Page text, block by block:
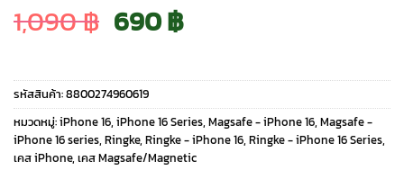
1,090฿ Original
price
was:
1,090 ฿.
690฿Current
price
is:
690 ฿.
รหัสสินค้า:8800274960619
หมวดหมู่:iPhone 16, iPhone 16 Series, Magsafe - iPhone 16, Magsafe -
iPhone 16 series, Ringke, Ringke - iPhone 16, Ringke - iPhone 16 Series,
เคส iPhone, เคส Magsafe/Magnetic